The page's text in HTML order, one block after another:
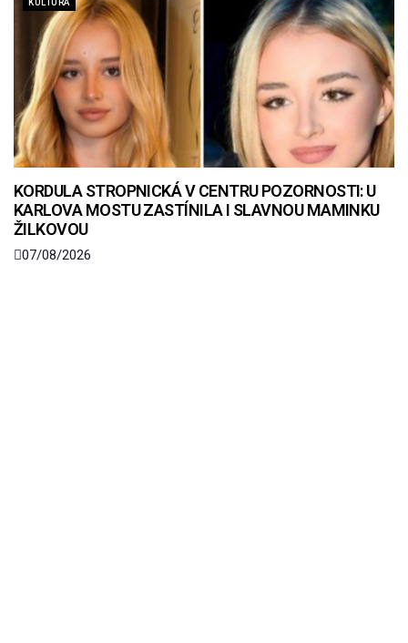
KORDULA STROPNICKÁ V CENTRU POZORNOSTI: U
KARLOVA MOSTU ZASTÍNILA I SLAVNOU MAMINKU
ŽILKOVOU
07/08/2026